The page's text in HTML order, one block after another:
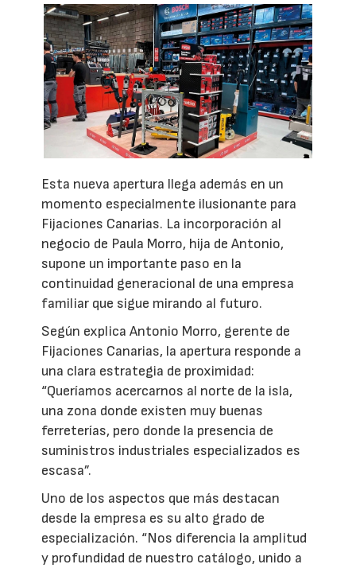
Esta nueva apertura llega además en un
momento especialmente ilusionante para
Fijaciones Canarias. La incorporación al
negocio de Paula Morro, hija de Antonio,
supone un importante paso en la
continuidad generacional de una empresa
familiar que sigue mirando al futuro.
Según explica Antonio Morro, gerente de
Fijaciones Canarias, la apertura responde a
una clara estrategia de proximidad:
“Queríamos acercarnos al norte de la isla,
una zona donde existen muy buenas
ferreterías, pero donde la presencia de
suministros industriales especializados es
escasa”.
Uno de los aspectos que más destacan
desde la empresa es su alto grado de
especialización. “Nos diferencia la amplitud
y profundidad de nuestro catálogo, unido a